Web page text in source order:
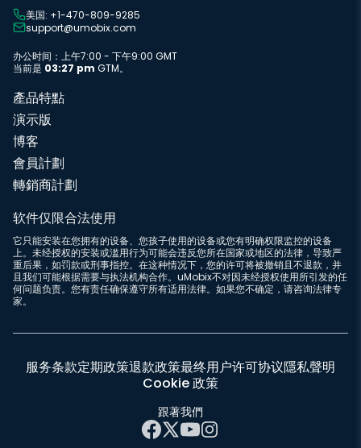
美国: +1-470-809-9285
support@umobix.com
办公时间：上午7:00 - 下午9:00 GMT
当前是 03:27 pm GTM。
產品特點
演示版
博客
會員計劃
轉銷商計劃
软件仅限合法使用
它只能安装在您拥有的设备、您孩子使用的设备或您有明确权限监控的设备
上。未经授权的安装或滥用行为可能会违反您所在国家或地区的法律，导致严
重后果，如罚款或刑事指控。在这种情况下，您的许可将被撤销且不退款，并
且我们可能根据需要与执法机构合作。uMobix不对因未经授权使用所引发的任
何问题负责。您有责任确保遵守所有适用法律。如果您不确定，请咨询法律专
家。
服务条款定期政策退款政策最终用户许可协议隱私聲明
Cookie 政策
跟著我們